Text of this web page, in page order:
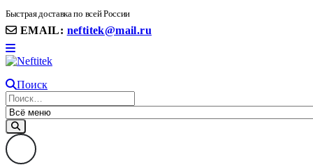
Быстрая доставка по всей России
EMAIL: neftitek@mail.ru
Поиск
8(906) 399 11 22 | 8(905)367-58-58